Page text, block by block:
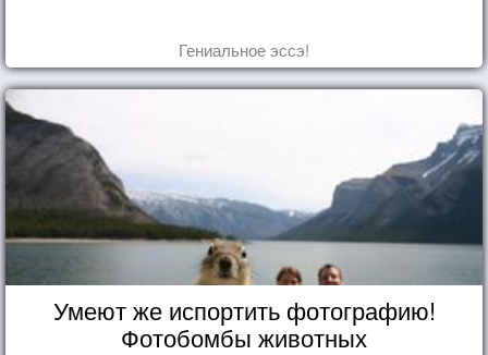
Гениальное эссэ!
Умеют же испортить фотографию!
Фотобомбы животных